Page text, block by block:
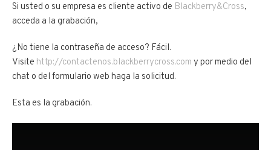
Si usted o su empresa es cliente activo de Blackberry&Cross,
acceda a la grabación,
¿No tiene la contraseña de acceso? Fácil.
Visite http://contactenos.blackberrycross.com y por medio del
chat o del formulario web haga la solicitud.
Esta es la grabación.